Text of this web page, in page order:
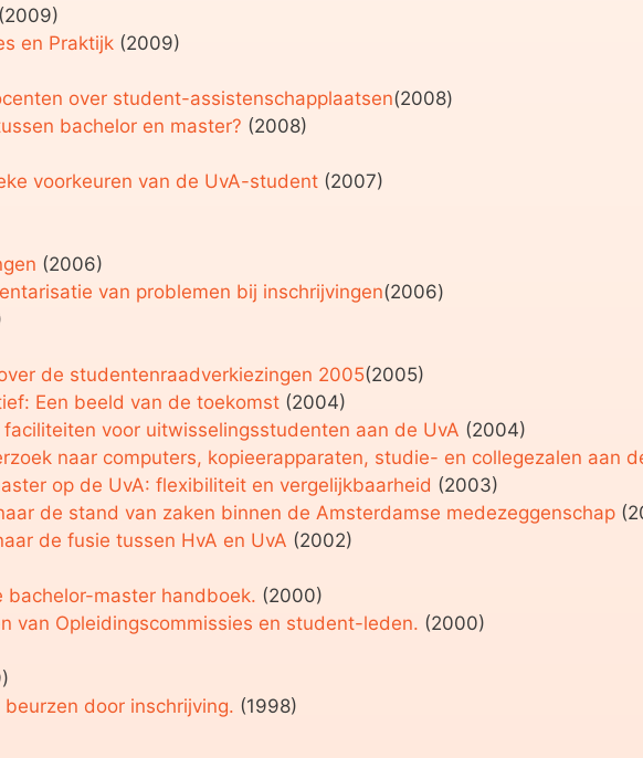
(2009)
en Praktijk(2009)
over student-assistenschapplaatsen(2008)
bachelor en master? (2008)
voorkeuren van de UvA-student(2007)
(2006)
van problemen bij inschrijvingen(2006)
de studentenraadverkiezingen 2005(2005)
Een beeld van de toekomst(2004)
voor uitwisselingsstudenten aan de UvA (2004)
naar computers, kopieerapparaten, studie- en collegezalen aan
op de UvA: flexibiliteit en vergelijkbaarheid (2003)
de stand van zaken binnen de Amsterdamse medezeggenschap
de fusie tussen HvA en UvA (2002)
master handboek. (2000)
van Opleidingscommissies en student-leden. (2000)
door inschrijving. (1998)